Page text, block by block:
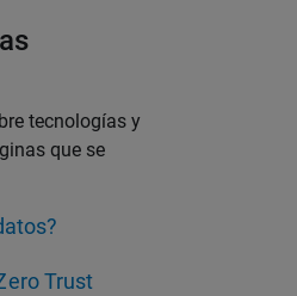
tecnologías y
que se
Trust